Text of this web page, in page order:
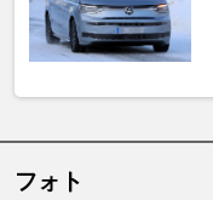
フォト